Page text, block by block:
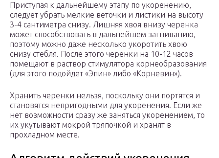
Приступая к дальнейшему этапу по укоренению,
следует убрать мелкие веточки и листики на высоту
3-4 сантиметра снизу. Лишняя хвоя внизу черенка
может способствовать в дальнейшем загниванию,
поэтому можно даже несколько укоротить хвою
снизу стебля. После этого черенки на 10-12 часов
помещают в раствор стимулятора корнеобразования
(для этого подойдет «Эпин» либо «Корневин»).
Хранить черенки нельзя, поскольку они портятся и
становятся непригодными для укоренения. Если же
нет возможности сразу же заняться укоренением, то
их укутывают мокрой тряпочкой и хранят в
прохладном месте.